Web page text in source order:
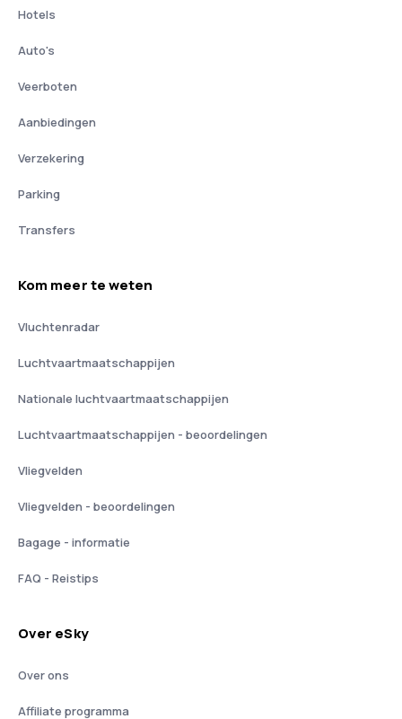
Hotels
Auto's
Veerboten
Aanbiedingen
Verzekering
Parking
Transfers
Kom meer te weten
Vluchtenradar
Luchtvaartmaatschappijen
Nationale luchtvaartmaatschappijen
Luchtvaartmaatschappijen - beoordelingen
Vliegvelden
Vliegvelden - beoordelingen
Bagage - informatie
FAQ - Reistips
Over eSky
Over ons
Affiliate programma